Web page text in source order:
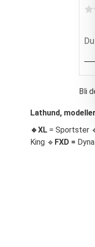
Bli
Lathund, modeller
🔹XL = Sportster
King 🔹 FXD = Dyna